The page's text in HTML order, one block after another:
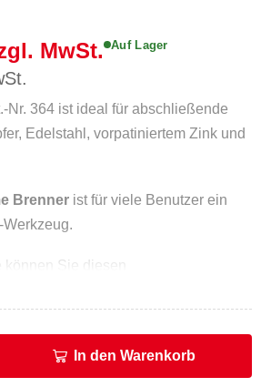
MwSt. Auf Lager
Nr. 364 ist ideal für abschließende
Edelstahl, vorpatiniertem Zink und
Brenner ist für viele Benutzer ein
Sie diesen
derArt.-Nr. 6364bestellen.
In den Warenkorb